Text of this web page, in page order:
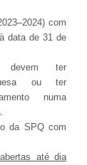
com
data de 31 de
devem ter
ou ter
numa
da SPQ com
até dia